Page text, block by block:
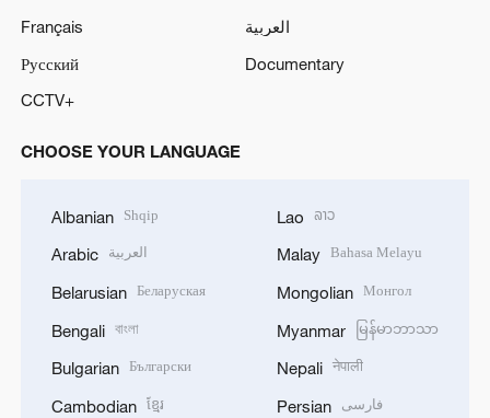
Français
العربية
Русский
Documentary
CCTV+
CHOOSE YOUR LANGUAGE
Albanian Shqip
Arabic العربية
Belarusian Беларуская
Bengali বাংলা
Bulgarian Български
Cambodian ខ្មែរ
Lao ລາວ
Malay Bahasa Melayu
Mongolian Монгол
Myanmar မြန်မာဘာသာ
Nepali नेपाली
Persian فارسی